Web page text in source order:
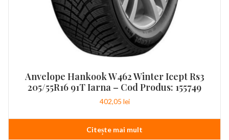
Anvelope Hankook W462 Winter Icept Rs3
205/55R16 91T Iarna – Cod Produs: 155749
402,05 lei
Citește mai mult